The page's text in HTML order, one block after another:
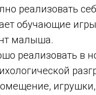
реализовать
обучающие
малыша.
реализовать в